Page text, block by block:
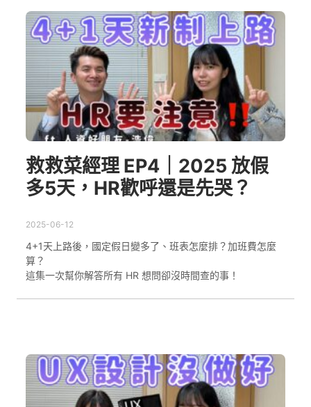
救救菜經理 EP4｜2025 放假
多5天，HR歡呼還是先哭？
2025-06-12
4+1天上路後，國定假日變多了、班表怎麼排？加班費怎麼
算？
這集一次幫你解答所有 HR 想問卻沒時間查的事！